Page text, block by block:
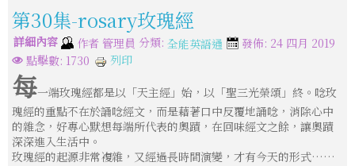
第30集-rosary玫瑰經
詳細內容 作者 管理員 分類: 全能英語通
發佈: 24 四月 2019
點擊數: 1730
列印
每一端玫瑰經都是以「天主經」始，以「聖三光榮頌」終。唸玫
瑰經的重點不在於誦唸經文，而是藉著口中反覆地誦唸，消除心中
的雜念，好專心默想每端所代表的奧蹟，在回味經文之餘，讓奧蹟
深深進入生活中。
玫瑰經的起源非常複雜，又經過長時間演變，才有今天的形式……